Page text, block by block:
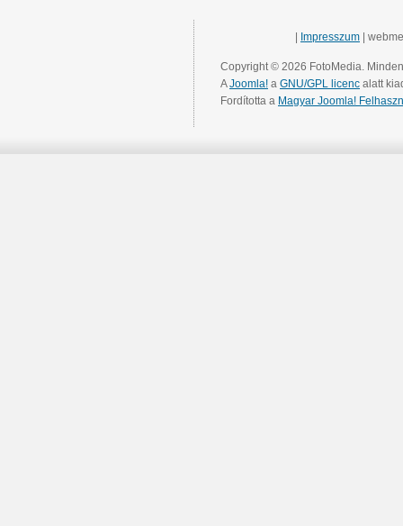
Impresszum |
Copyright © 2026 FotoMedia.
AJoomla! a GNU/GPL licenc alatt
Fordította a Magyar Joomla!